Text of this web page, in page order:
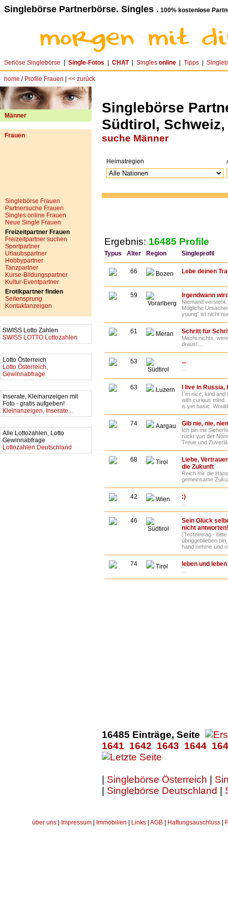
Singlebörse Partnerbörse. Singles . 100% kostenlose
Seriöse Singlebörse Single-Fotos CHAT| Singles online Tipps
home / Profile Frauen << zurück
Männer
Frauen
Singlebörse Frauen
Partnersuche Frauen
Singles online Frauen
Neue Single Frauen
Freizeitpartner Frauen
Freizeitpartner suchen
Sportpartner
Urlaubspartner
Hobbypartner
Tanzpartner
Kurse-Bildungspartner
Kultur-Eventpartner
Erotikpartner finden
Seitensprung
Kontaktanzeigen
SWISS Lotto Zahlen
SWISS LOTTO Lottozahlen
Lotto Österreich
Lotto Österreich,
Gewinnabfrage
Inserate, Kleinanzeigen mit
Foto - gratis aufgeben!
Kleinanzeigen, Inserate...
Alle Lottozahlen, Lotto
Gewinnabfrage
Lottozahlen Deutschland
Singlebörse
Südtirol,
suche Männer
Heimatregion
Ergebnis: 16485 Profile
Typus Alter Region Singleprofil
66 Bozen Lebe deinen
59
Vorarlberg
Irgendwann
Niemand
Mögliche
young" ist nicht
61 Meran Schritt für
Macht nichts,
draus!...
53
Südtirol
...
63 Luzern I live in
I`m nice, kind
with curious
is yet basic.
74 Aargau Gib nie, nie,
Ich bin mit
rückt von der
Treue und
68 Tirol
Liebe,
die Zukunft
Reich mir die
gemeinsame
42 Wien :)
46
Südtirol
Sein Glück
nicht
(Testeintrag -
übriggeblieben
hand nehme und
74 Tirol leben und
16485 Einträge, Seite
1641 1642 1643 1644
Singlebörse Österreich
Singlebörse Deutschland
über uns Impressum Immobilien Links AGB Haftungsauschluss